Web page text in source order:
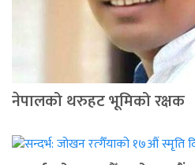
नेपालको थरुहट भूमिको रक्षक